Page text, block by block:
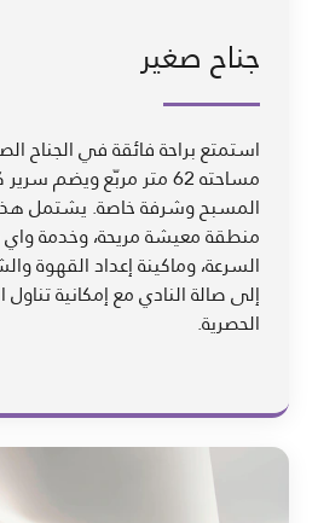
جناح صغير
استمتع براحة فائقة في الجناح
مساحته 62 متر مربّع ويضم
المسبح وشرفة خاصة. يشتمل
منطقة معيشة مريحة، وخدمة
السرعة، وماكينة إعداد القهوة
إلى صالة النادي مع إمكانية
الحصرية.